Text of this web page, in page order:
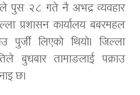
पुस २८ गते नै अभद्र व्यवहार
प्रशासन कार्यालय बबरमहल
पुर्जी लिएको थियो। जिल्ला
बुधबार तामाङलाई पक्राउ
छ।